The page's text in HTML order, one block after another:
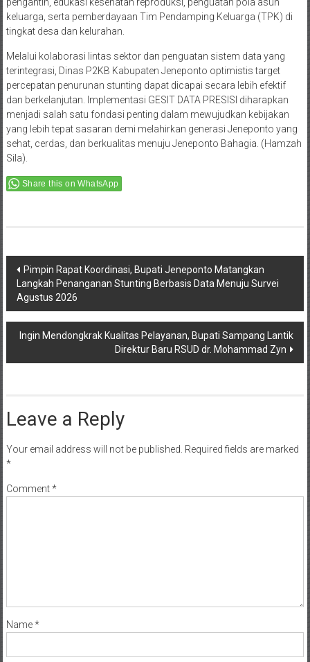
keluarga, serta pemberdayaan Tim Pendamping Keluarga (TPK) di
tingkat desa dan kelurahan.
Melalui kolaborasi lintas sektor dan penguatan sistem data yang
terintegrasi, Dinas P2KB Kabupaten Jeneponto optimistis target
percepatan penurunan stunting dapat dicapai secara lebih efektif
dan berkelanjutan. Implementasi GESIT DATA PRESISI diharapkan
menjadi salah satu fondasi penting dalam mewujudkan kebijakan
yang lebih tepat sasaran demi melahirkan generasi Jeneponto yang
sehat, cerdas, dan berkualitas menuju Jeneponto Bahagia. (Hamzah
Sila).
Share this on WhatsApp
Post
navigation
Pimpin Rapat Koordinasi, Bupati Jeneponto Matangkan
Langkah Penanganan Stunting Berbasis Data Menuju Survei
Agustus 2026
Ingin Mendongkrak Kualitas Pelayanan, Bupati Sampang Lantik
Direktur Baru RSUD dr. Mohammad Zyn
Leave a Reply
Your email address will not be published. Required fields are marked
*
Comment*
Name*